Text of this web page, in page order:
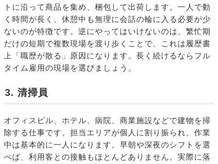
トに沿って商品を集め、梱包して出荷します。一人で動
く時間が長く、休憩中も無理に会話の輪に入る必要が少
ないのが特徴です。逆にやってはいけないのは、繁忙期
だけの短期で複数現場を渡り歩くことで、これは履歴書
上「職歴が散る」原因になります。長く続けるならフル
タイム雇用の現場を選びましょう。
3. 清掃員
オフィスビル、ホテル、病院、商業施設などで建物を掃
除する仕事です。担当エリアが個人に割り振られ、作業
中は基本的に一人になります。早朝や深夜のシフトを選
べば、利用客との接触もほとんどありません。実際に落